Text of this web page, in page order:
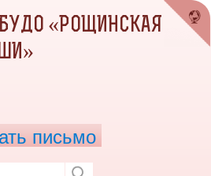
«РОЩИНСКАЯ
письмо